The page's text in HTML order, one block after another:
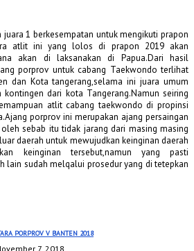
1 berkesempatan untuk mengikuti prapon
atlit ini yang lolos di prapon 2019 akan
akan di laksanakan di Papua.Dari hasil
porprov untuk cabang Taekwondo terlihat
dan Kota tangerang,selama ini juara umum
dari kota Tangerang.Namun seiring
atlit cabang taekwondo di propinsi
porprov ini merupakan ajang persaingan
sebab itu tidak jarang dari masing masing
daerah untuk mewujudkan keinginan daerah
keinginan tersebut,namun yang pasti
lain sudah melqalui prosedur yang di tetepkan
PORPROV V BANTEN 2018
7, 2018